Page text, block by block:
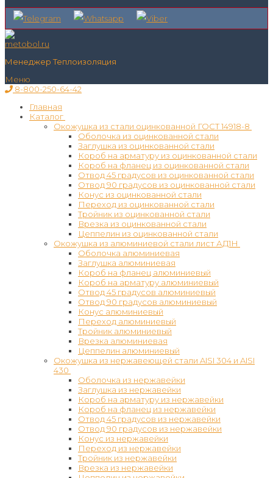
Менеджер Теплоизоляция
Меню
8-800-250-64-42
Главная
Каталог
Окожушка из стали оцинкованной ГОСТ 14918-8
Оболочка из оцинкованной стали
Заглушка из оцинкованной стали
Короб на арматуру из оцинкованной стали
Короб на фланец из оцинкованной стали
Отвод 45 градусов из оцинкованной стали
Отвод 90 градусов из оцинкованной стали
Конус из оцинкованной стали
Переход из оцинкованной стали
Тройник из оцинкованной стали
Врезка из оцинкованной стали
Цеппелин из оцинкованной стали
Окожушка из алюминиевой стали лист АД1Н
Оболочка алюминиевая
Заглушка алюминиевая
Короб на фланец алюминиевый
Короб на арматуру алюминиевый
Отвод 45 градусов алюминиевый
Отвод 90 градусов алюминиевый
Конус алюминиевый
Переход алюминиевый
Тройник алюминиевый
Врезка алюминиевая
Цеппелин алюминиевый
Окожушка из нержавеющей стали AISI 304 и AISI
430
Оболочка из нержавейки
Заглушка из нержавейки
Короб на арматуру из нержавейки
Короб на фланец из нержавейки
Отвод 45 градусов из нержавейки
Отвод 90 градусов из нержавейки
Конус из нержавейки
Переход из нержавейки
Тройник из нержавейки
Врезка из нержавейки